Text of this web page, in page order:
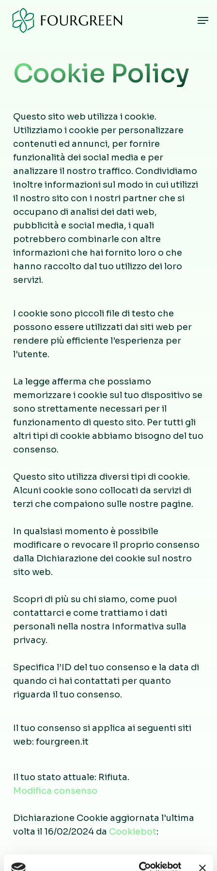
main
Cookie Policy
Questo sito web utilizza i cookie.
Utilizziamo i cookie per personalizzare
contenuti ed annunci, per fornire
funzionalità dei social media e per
analizzare il nostro traffico. Condividiamo
inoltre informazioni sul modo in cui utilizzi
il nostro sito con i nostri partner che si
occupano di analisi dei dati web,
pubblicità e social media, i quali
potrebbero combinarle con altre
informazioni che hai fornito loro o che
hanno raccolto dal tuo utilizzo dei loro
servizi.
I cookie sono piccoli file di testo che
possono essere utilizzati dai siti web per
rendere più efficiente l'esperienza per
l'utente.
La legge afferma che possiamo
memorizzare i cookie sul tuo dispositivo se
sono strettamente necessari per il
funzionamento di questo sito. Per tutti gli
altri tipi di cookie abbiamo bisogno del tuo
consenso.
Questo sito utilizza diversi tipi di cookie.
Alcuni cookie sono collocati da servizi di
terzi che compaiono sulle nostre pagine.
In qualsiasi momento è possibile
modificare o revocare il proprio consenso
dalla Dichiarazione dei cookie sul nostro
sito web.
Scopri di più su chi siamo, come puoi
contattarci e come trattiamo i dati
personali nella nostra Informativa sulla
privacy.
Specifica l’ID del tuo consenso e la data di
quando ci hai contattati per quanto
riguarda il tuo consenso.
Il tuo consenso si applica ai seguenti siti
web: fourgreen.it
Il tuo stato attuale: Rifiuta.
Modifica consenso
Dichiarazione Cookie aggiornata l'ultima
volta il 16/02/2024 da Cookiebot: